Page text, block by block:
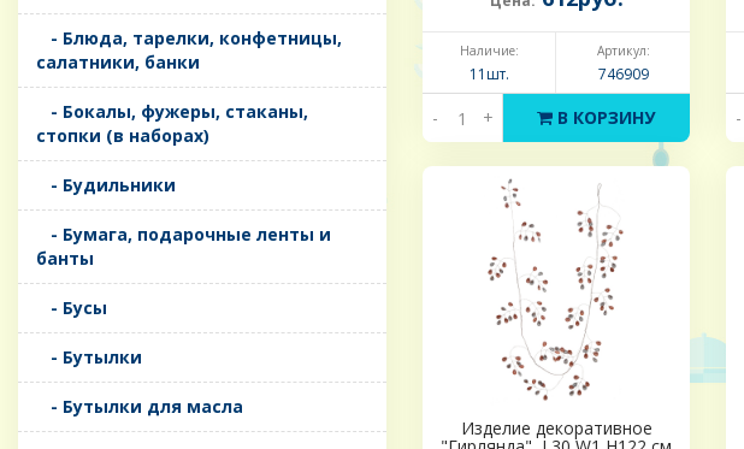
- Блюда, тарелки, конфетницы,
салатники, банки
- Бокалы, фужеры, стаканы,
стопки (в наборах)
- Будильники
- Бумага, подарочные ленты и
банты
- Бусы
- Бутылки
- Бутылки для масла
Наличие:
11шт.
Артикул:
746909
- + В КОРЗИНУ -
Изделие декоративное